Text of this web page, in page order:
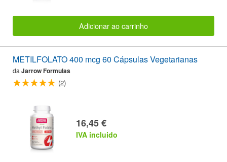
Adicionar ao carrinho
METILFOLATO 400 mcg 60 Cápsulas Vegetarianas
da Jarrow Formulas
(2)
16,45 €
IVA incluido